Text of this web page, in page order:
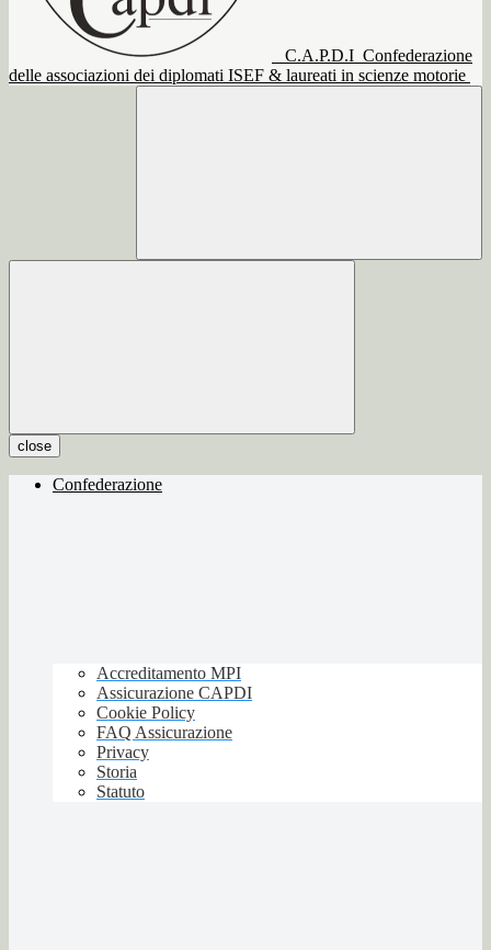
C.A.P.D.I Confederazione
delle associazioni dei diplomati ISEF & laureati in scienze motorie
close
Confederazione
Accreditamento MPI
Assicurazione CAPDI
Cookie Policy
FAQ Assicurazione
Privacy
Storia
Statuto